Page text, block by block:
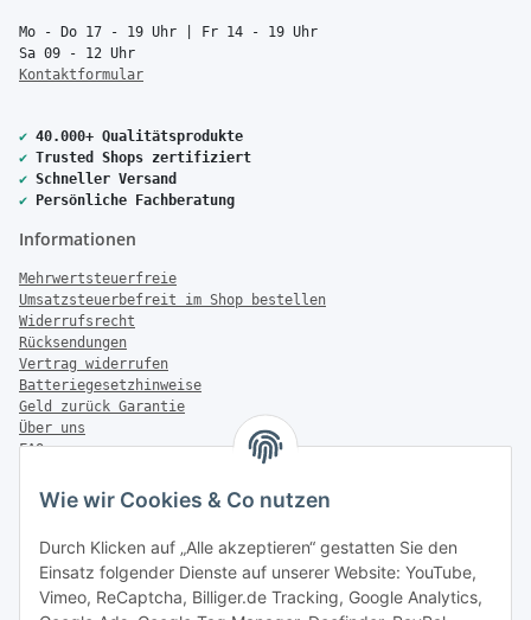
Wie wir Cookies & Co nutzen
Durch Klicken auf „Alle akzeptieren“ gestatten Sie den
Einsatz folgender Dienste auf unserer Website: YouTube,
Vimeo, ReCaptcha, Billiger.de Tracking, Google Analytics,
Mo - Do 17 - 19 Uhr | Fr 14 - 19 Uhr
Sa 09 - 12 Uhr
Kontaktformular
✔ 40.000+ Qualitätsprodukte
✔ Trusted Shops zertifiziert
✔ Schneller Versand
✔ Persönliche Fachberatung
Informationen
Mehrwertsteuerfreie
Umsatzsteuerbefreit im Shop bestellen
Widerrufsrecht
Rücksendungen
Vertrag widerrufen
Batteriegesetzhinweise
Geld zurück Garantie
Über uns
FAQ
Zahlung & Versand